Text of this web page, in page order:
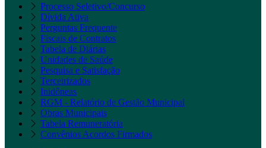
Processo Seletivo/Concurso
Dívida Ativa
Perguntas Frequente
Fiscais de Contratos
Tabela de Diárias
Unidades de Saúde
Pesquisa e Satisfação
Terceirizados
Inidôneas
RGM - Relatório de Gestão Municipal
Obras Municipais
Tabela Remuneratória
Convênios Acordos Firmados